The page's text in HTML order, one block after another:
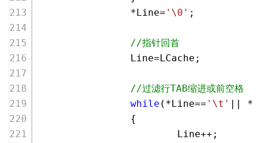
                *Line=
'\0' ;
//指针回首
                Line=LCache;
//过滤行TAB缩进或前空格
while (*Line== '\t' ||
                {
                        Line++;